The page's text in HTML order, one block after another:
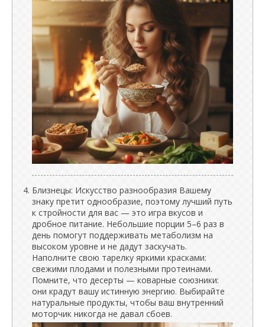
Близнецы: Искусство разнообразия Вашему
знаку претит однообразие, поэтому лучший путь
к стройности для вас — это игра вкусов и
дробное питание. Небольшие порции 5–6 раз в
день помогут поддерживать метаболизм на
высоком уровне и не дадут заскучать.
Наполните свою тарелку яркими красками:
свежими плодами и полезными протеинами.
Помните, что десерты — коварные союзники:
они крадут вашу истинную энергию. Выбирайте
натуральные продукты, чтобы ваш внутренний
моторчик никогда не давал сбоев.